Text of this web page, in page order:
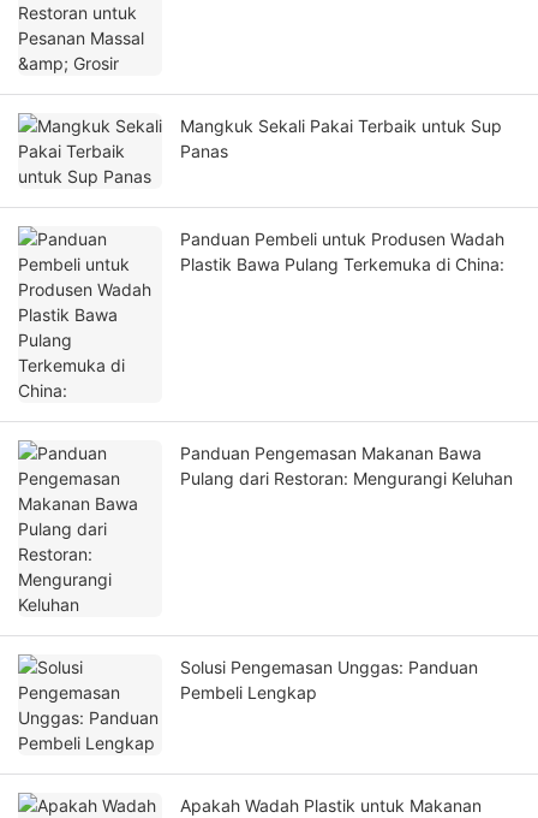
Mangkuk Sekali Pakai Terbaik untuk Sup
Panas
Panduan Pembeli untuk Produsen Wadah
Plastik Bawa Pulang Terkemuka di China:
Panduan Pengemasan Makanan Bawa
Pulang dari Restoran: Mengurangi Keluhan
Solusi Pengemasan Unggas: Panduan
Pembeli Lengkap
Apakah Wadah Plastik untuk Makanan